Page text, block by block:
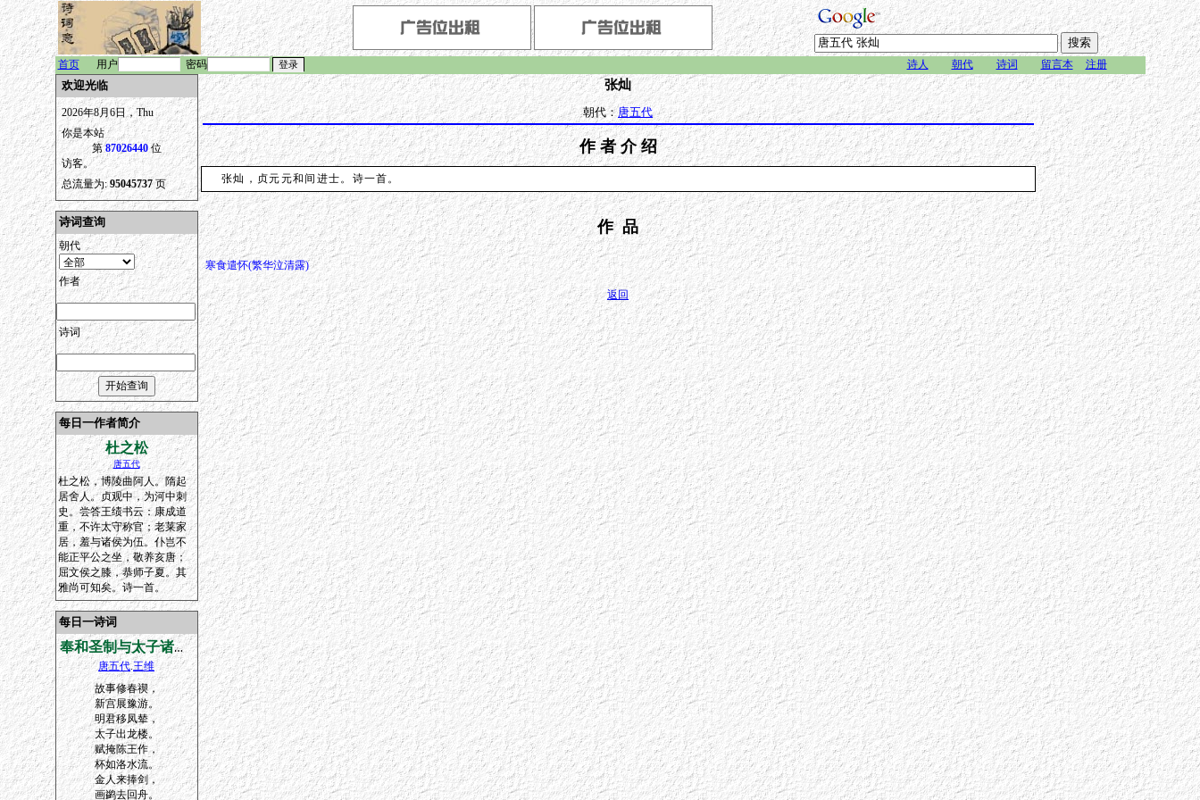
首页 用户 密码 诗人 朝代 诗词 留言本 注册
欢迎光临
2026年8月6日，Thu
你是本站
第87026440位
访客。
总流量为:95045737页
诗词查询
朝代
作者
诗词
每日一作者简介
杜之松
唐五代
杜之松，博陵曲阿人。隋起
居舍人。贞观中，为河中刺
史。尝答王绩书云：康成道
重，不许太守称官；老莱家
居，羞与诸侯为伍。仆岂不
能正平公之坐，敬养亥唐；
屈文侯之膝，恭师子夏。其
雅尚可知矣。诗一首。
每日一诗词
奉和圣制与太子诸王三月三日龙池春禊应制
唐五代.王维
故事修春禊，
新宫展豫游。
明君移凤辇，
太子出龙楼。
赋掩陈王作，
杯如洛水流。
金人来捧剑，
画鹢去回舟。
张灿
朝代：唐五代
作 者 介 绍
张灿，贞元元和间进士。诗一首。
作 品
寒食遣怀(繁华泣清露)
返回